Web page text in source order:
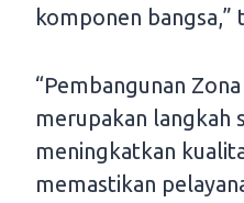
komponen
“Pembangunan
merupakan langkah
meningkatkan
memastikan